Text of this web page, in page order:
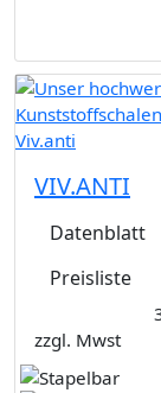
VIV.ANTI
Datenblatt
Preisliste
zzgl. Mwst